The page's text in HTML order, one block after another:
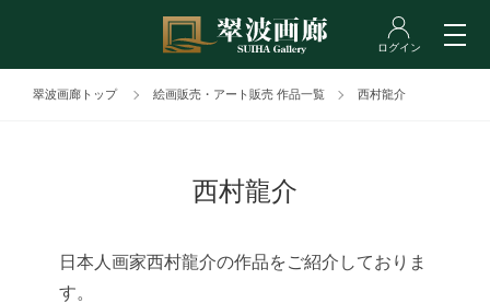
翠波画廊トップ 絵画販売・アート販売 作品一覧 西村龍介
西村龍介
日本人画家西村龍介の作品をご紹介しておりま
す。